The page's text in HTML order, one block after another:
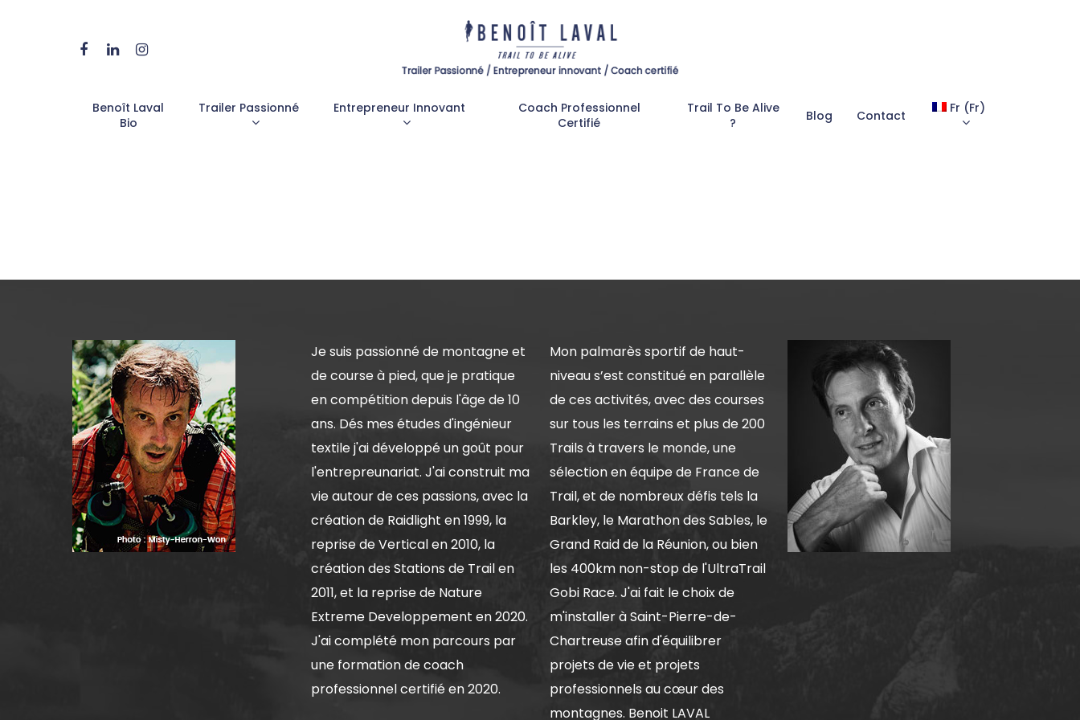
Benoît Laval
Bio
Trailer Passionné Entrepreneur Innovant
Coach Professionnel
Certifié
Trail To Be Alive
?
Blog Contact Fr (Fr)
Je suis passionné de montagne et
de course à pied, que je pratique
en compétition depuis l'âge de 10
ans. Dés mes études d'ingénieur
textile j'ai développé un goût pour
l'entrepreunariat. J'ai construit ma
vie autour de ces passions, avec la
création de Raidlight en 1999, la
reprise de Vertical en 2010, la
création des Stations de Trail en
2011, et la reprise de Nature
Extreme Developpement en 2020.
J'ai complété mon parcours par
une formation de coach
professionnel certifié en 2020.
Mon palmarès sportif de haut-
niveau s’est constitué en parallèle
de ces activités, avec des courses
sur tous les terrains et plus de 200
Trails à travers le monde, une
sélection en équipe de France de
Trail, et de nombreux défis tels la
Barkley, le Marathon des Sables, le
Grand Raid de la Réunion, ou bien
les 400km non-stop de l'UltraTrail
Gobi Race. J'ai fait le choix de
m'installer à Saint-Pierre-de-
Chartreuse afin d'équilibrer
projets de vie et projets
professionnels au cœur des
montagnes. Benoit LAVAL